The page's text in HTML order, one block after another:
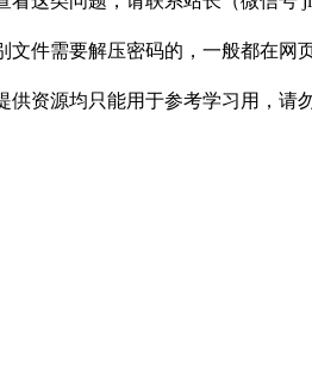
件需要解压密码的，一般都在网
资源均只能用于参考学习用，请